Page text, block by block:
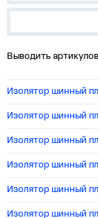
Выводить
Изолятор шинный
Изолятор шинный
Изолятор шинный
Изолятор шинный
Изолятор шинный
Изолятор шинный